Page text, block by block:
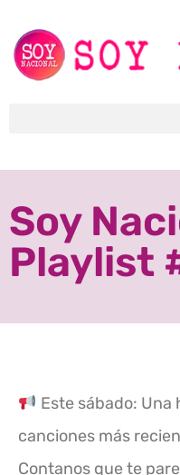
Soy
Playlist
Este sábado: Una
canciones más
Contanos que te